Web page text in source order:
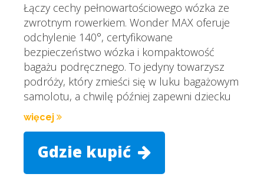
Łączy cechy pełnowartościowego wózka ze
zwrotnym rowerkiem. Wonder MAX oferuje
odchylenie 140°, certyfikowane
bezpieczeństwo wózka i kompaktowość
bagażu podręcznego. To jedyny towarzysz
podróży, który zmieści się w luku bagażowym
samolotu, a chwilę później zapewni dziecku
więcej
Gdzie kupić